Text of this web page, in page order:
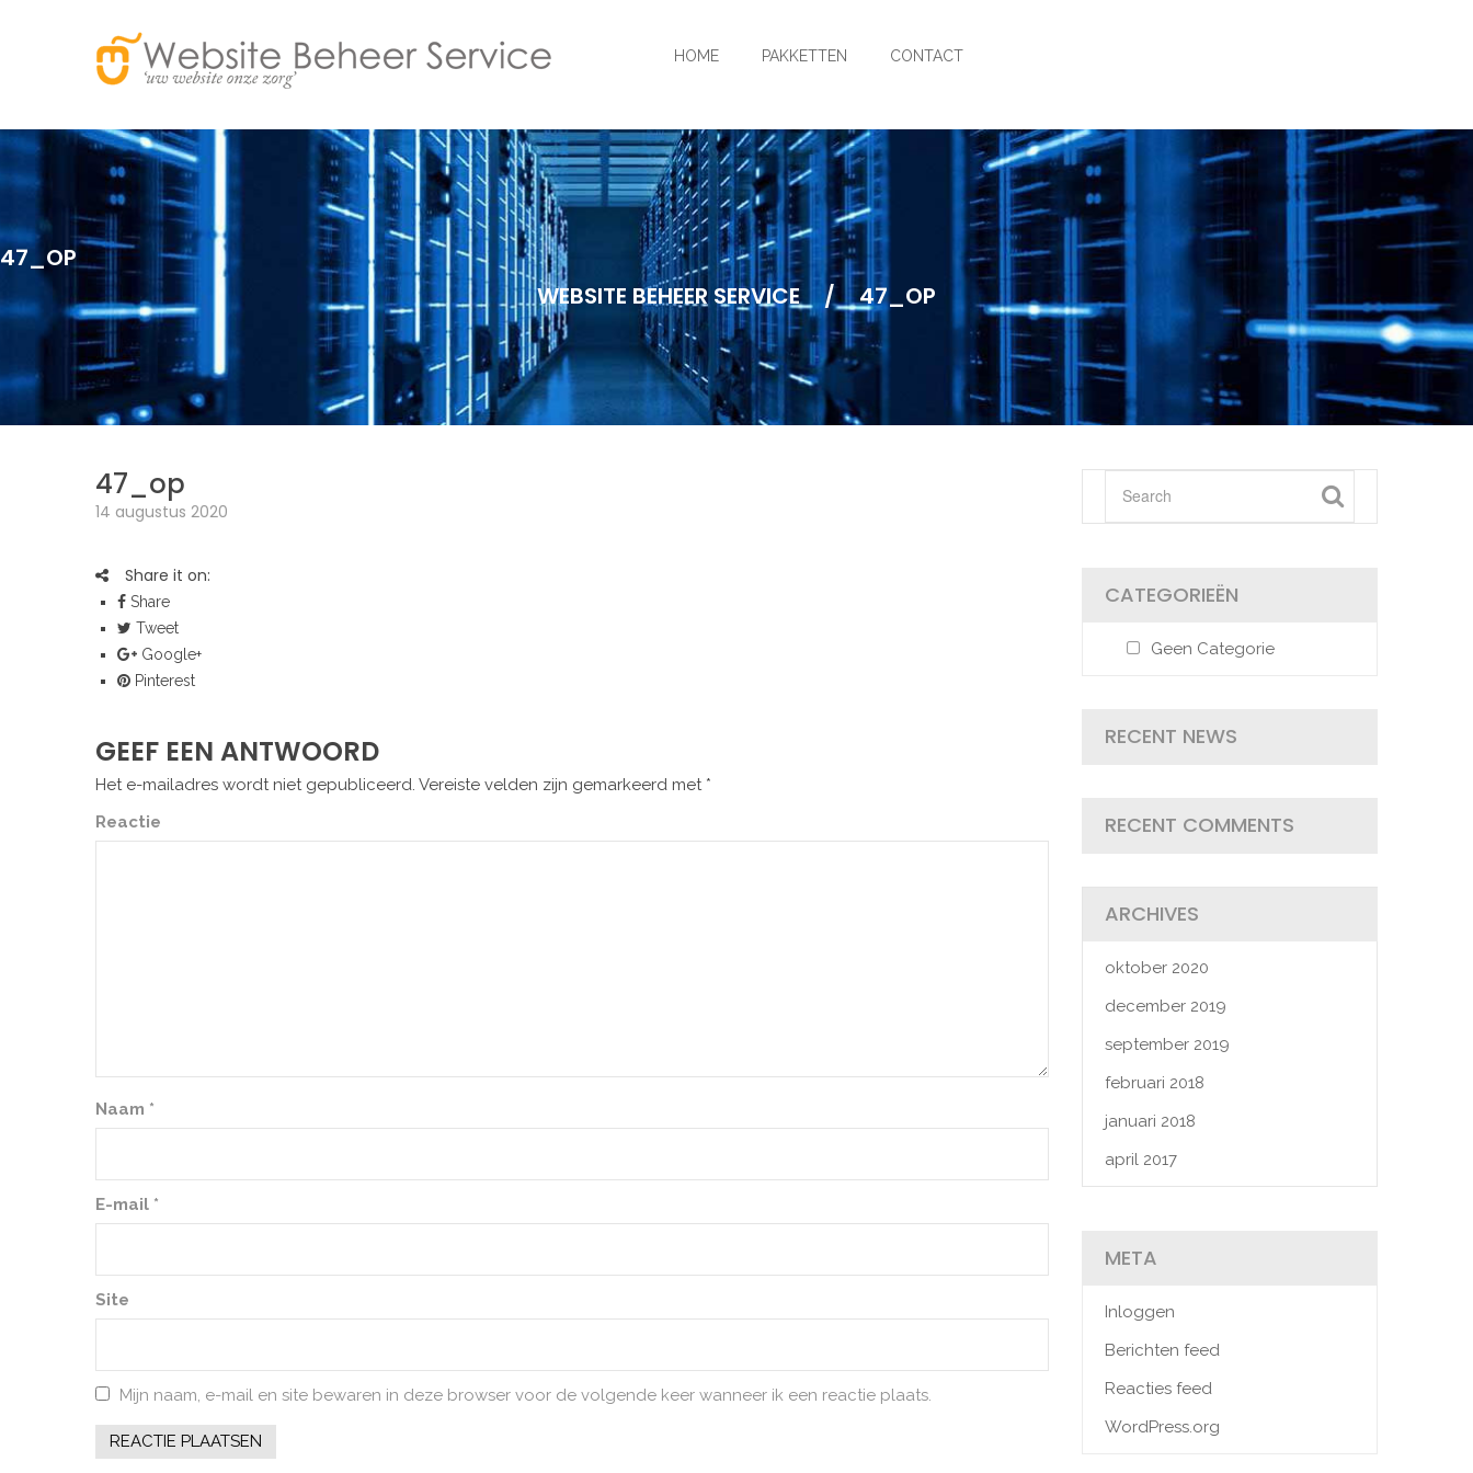
HOME PAKKETTEN CONTACT
47_OP
WEBSITE BEHEER SERVICE
/ 47_OP
47_op
14 augustus 2020
Share it on:
Share
Tweet
Google+
Pinterest
GEEF EEN ANTWOORD
Het e-mailadres wordt niet gepubliceerd. Vereiste velden zijn gemarkeerd met *
Reactie
Naam *
E-mail *
Site
Mijn naam, e-mail en site bewaren in deze browser voor de volgende keer wanneer ik een reactie plaats.
CATEGORIEËN
Geen Categorie
RECENT NEWS
RECENT COMMENTS
ARCHIVES
oktober 2020
december 2019
september 2019
februari 2018
januari 2018
april 2017
META
Inloggen
Berichten feed
Reacties feed
WordPress.org